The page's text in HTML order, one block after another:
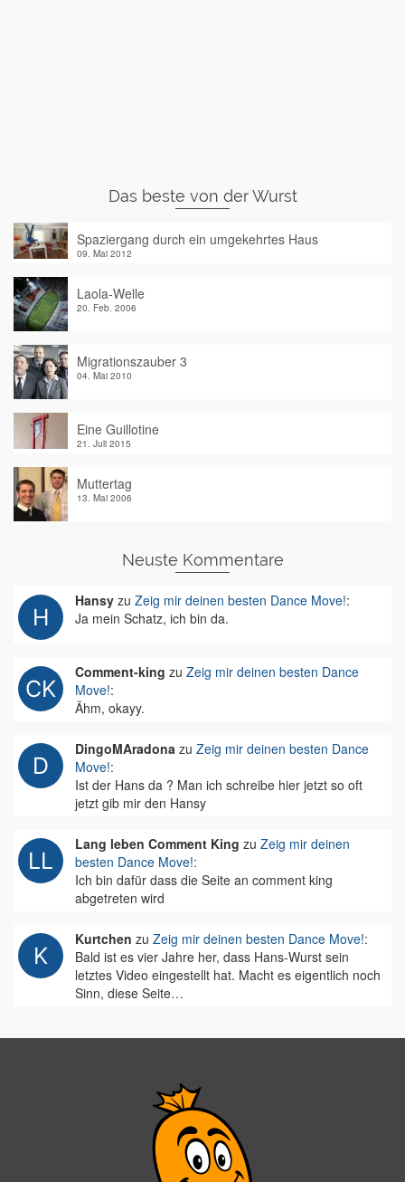
Das beste von der Wurst
Spaziergang durch ein umgekehrtes Haus
09. Mai 2012
Laola-Welle
20. Feb. 2006
Migrationszauber 3
04. Mai 2010
Eine Guillotine
21. Juli 2015
Muttertag
13. Mai 2006
Neuste Kommentare
Hansy zu Zeig mir deinen besten Dance Move!:
Ja mein Schatz, ich bin da.
Comment-king zu Zeig mir deinen besten Dance
Move!:
Ähm, okayy.
DingoMAradona zu Zeig mir deinen besten Dance
Move!:
Ist der Hans da ? Man ich schreibe hier jetzt so oft
jetzt gib mir den Hansy
Lang leben Comment King zu Zeig mir deinen
besten Dance Move!:
Ich bin dafür dass die Seite an comment king
abgetreten wird
Kurtchen zu Zeig mir deinen besten Dance Move!:
Bald ist es vier Jahre her, dass Hans-Wurst sein
letztes Video eingestellt hat. Macht es eigentlich noch
Sinn, diese Seite…